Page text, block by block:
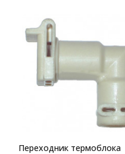
Переходник термоблока